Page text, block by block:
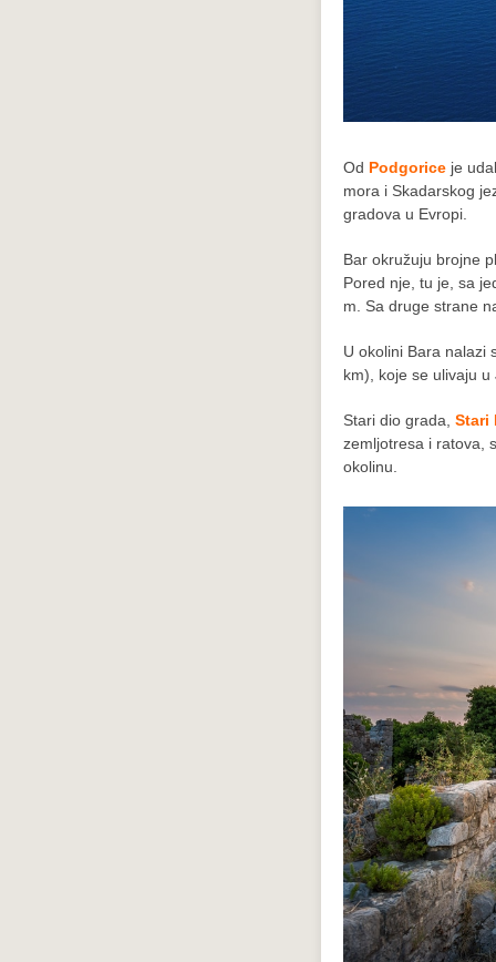
Od Podgorice je
mora i Skadarskog
gradova u Evropi.
Bar okružuju brojne
Pored nje, tu je, sa
m. Sa druge strane
U okolini Bara nalazi
km), koje se ulivaju u
Stari dio grada,Stari
zemljotresa i ratova,
okolinu.